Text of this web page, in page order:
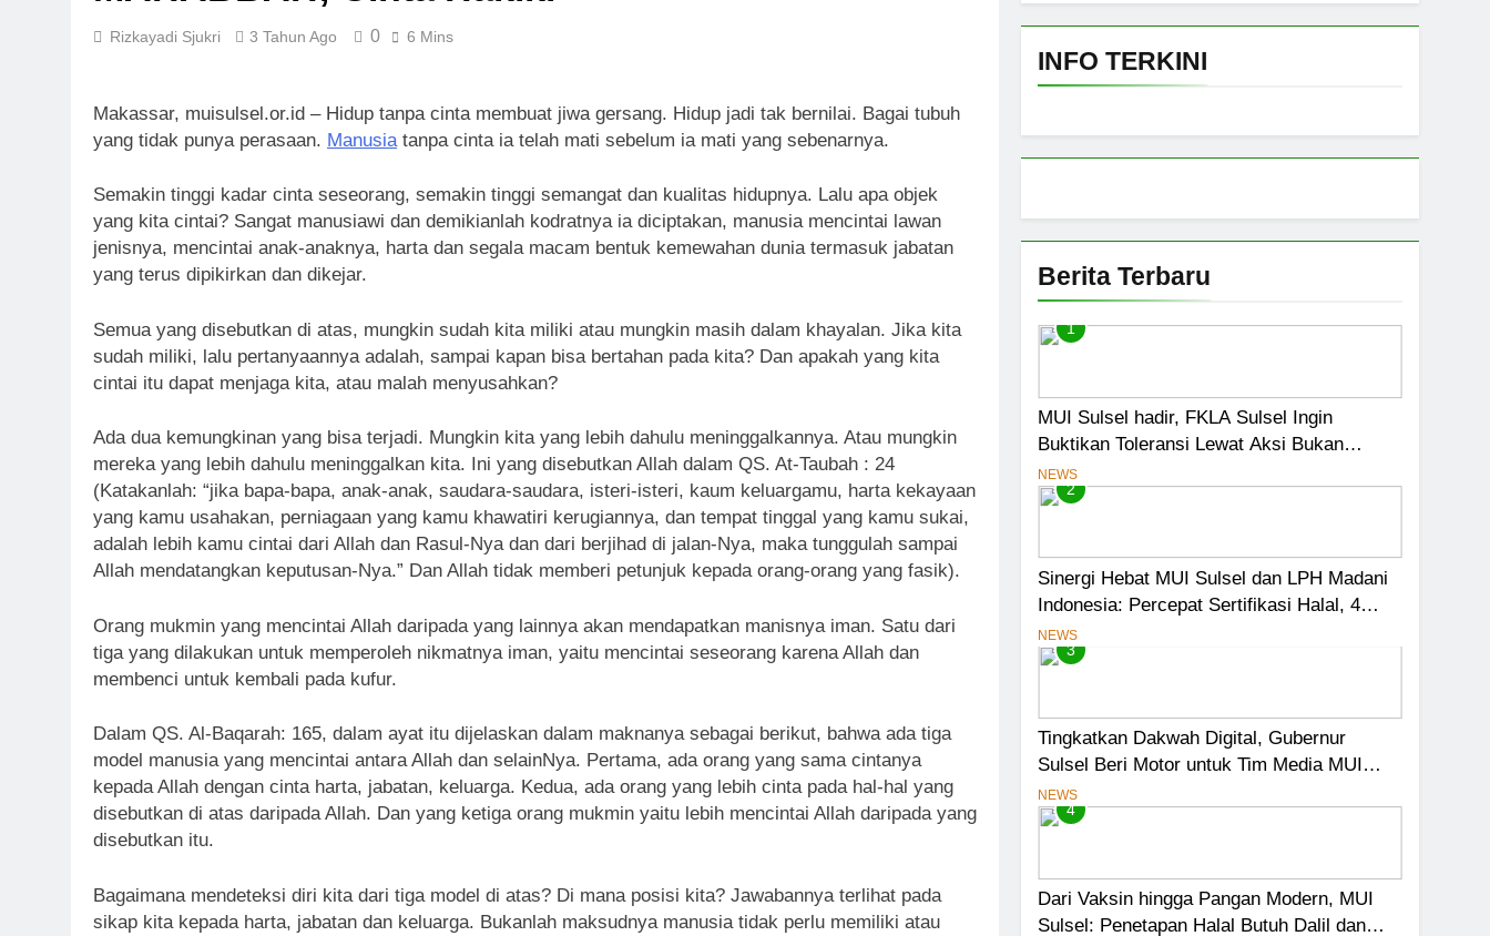
1 Minggu Ago
Label Halal Belum Ada, Bolehkah Dibeli? MUI Sulsel Jelaskan Batas Kaidah Darurat
Panitia Musda IX MUI Sulsel Bangun Sinergi dengan PT Semen Tonasa
1 Minggu Ago
Popularitas)
1 Minggu Ago
Musda MUI Sulsel Bangun Kolaborasi dengan UNM, Pencerahan Kalbu Mahasiswa Jadi Prioritas
Rizkayadi Sjukri 3 Tahun Ago 0 6 Mins
Makassar, muisulsel.or.id – Hidup tanpa cinta membuat jiwa gersang. Hidup jadi tak bernilai. Bagai tubuh
yang tidak punya perasaan. Manusia tanpa cinta ia telah mati sebelum ia mati yang sebenarnya.
Semakin tinggi kadar cinta seseorang, semakin tinggi semangat dan kualitas hidupnya. Lalu apa objek
yang kita cintai? Sangat manusiawi dan demikianlah kodratnya ia diciptakan, manusia mencintai lawan
jenisnya, mencintai anak-anaknya, harta dan segala macam bentuk kemewahan dunia termasuk jabatan
yang terus dipikirkan dan dikejar.
Semua yang disebutkan di atas, mungkin sudah kita miliki atau mungkin masih dalam khayalan. Jika kita
sudah miliki, lalu pertanyaannya adalah, sampai kapan bisa bertahan pada kita? Dan apakah yang kita
cintai itu dapat menjaga kita, atau malah menyusahkan?
Ada dua kemungkinan yang bisa terjadi. Mungkin kita yang lebih dahulu meninggalkannya. Atau mungkin
mereka yang lebih dahulu meninggalkan kita. Ini yang disebutkan Allah dalam QS. At-Taubah : 24
(Katakanlah: “jika bapa-bapa, anak-anak, saudara-saudara, isteri-isteri, kaum keluargamu, harta kekayaan
yang kamu usahakan, perniagaan yang kamu khawatiri kerugiannya, dan tempat tinggal yang kamu sukai,
adalah lebih kamu cintai dari Allah dan Rasul-Nya dan dari berjihad di jalan-Nya, maka tunggulah sampai
Allah mendatangkan keputusan-Nya.” Dan Allah tidak memberi petunjuk kepada orang-orang yang fasik).
Orang mukmin yang mencintai Allah daripada yang lainnya akan mendapatkan manisnya iman. Satu dari
tiga yang dilakukan untuk memperoleh nikmatnya iman, yaitu mencintai seseorang karena Allah dan
membenci untuk kembali pada kufur.
Dalam QS. Al-Baqarah: 165, dalam ayat itu dijelaskan dalam maknanya sebagai berikut, bahwa ada tiga
model manusia yang mencintai antara Allah dan selainNya. Pertama, ada orang yang sama cintanya
kepada Allah dengan cinta harta, jabatan, keluarga. Kedua, ada orang yang lebih cinta pada hal-hal yang
disebutkan di atas daripada Allah. Dan yang ketiga orang mukmin yaitu lebih mencintai Allah daripada yang
disebutkan itu.
Bagaimana mendeteksi diri kita dari tiga model di atas? Di mana posisi kita? Jawabannya terlihat pada
sikap kita kepada harta, jabatan dan keluarga. Bukanlah maksudnya manusia tidak perlu memiliki atau
INFO TERKINI
Berita Terbaru
1
MUI Sulsel hadir, FKLA Sulsel Ingin
Buktikan Toleransi Lewat Aksi Bukan
Seremoni
NEWS
2
Sinergi Hebat MUI Sulsel dan LPH Madani
Indonesia: Percepat Sertifikasi Halal, 4
Pelaku Usaha Mikro Lulus Sidang Fatwa
NEWS
3
Tingkatkan Dakwah Digital, Gubernur
Sulsel Beri Motor untuk Tim Media MUI
Sulawesi Selatan
NEWS
4
Dari Vaksin hingga Pangan Modern, MUI
Sulsel: Penetapan Halal Butuh Dalil dan